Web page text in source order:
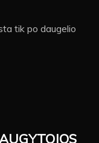
tik po daugelio